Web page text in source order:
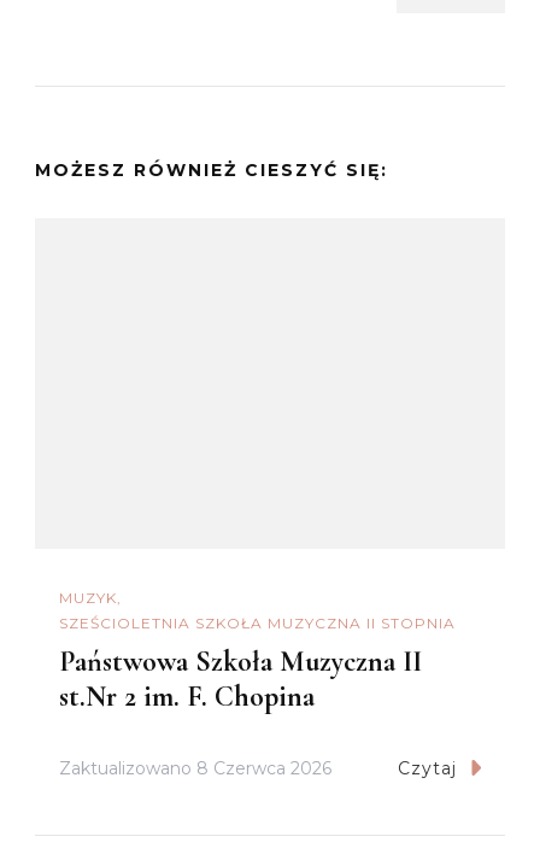
MOŻESZ RÓWNIEŻ CIESZYĆ SIĘ:
MUZYK
SZEŚCIOLETNIA SZKOŁA MUZYCZNA II STOPNIA
Państwowa Szkoła Muzyczna II
st.Nr 2 im. F. Chopina
Zaktualizowano 8 Czerwca 2026 Czytaj